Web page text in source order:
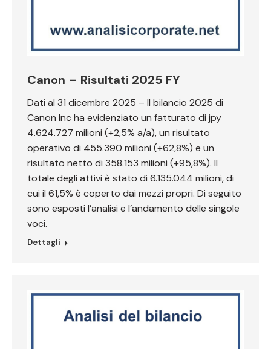
Canon – Risultati 2025 FY
Dati al 31 dicembre 2025 – Il bilancio 2025 di
Canon Inc ha evidenziato un fatturato di jpy
4.624.727 milioni (+2,5% a/a), un risultato
operativo di 455.390 milioni (+62,8%) e un
risultato netto di 358.153 milioni (+95,8%). Il
totale degli attivi è stato di 6.135.044 milioni, di
cui il 61,5% è coperto dai mezzi propri. Di seguito
sono esposti l’analisi e l’andamento delle singole
voci.
Dettagli